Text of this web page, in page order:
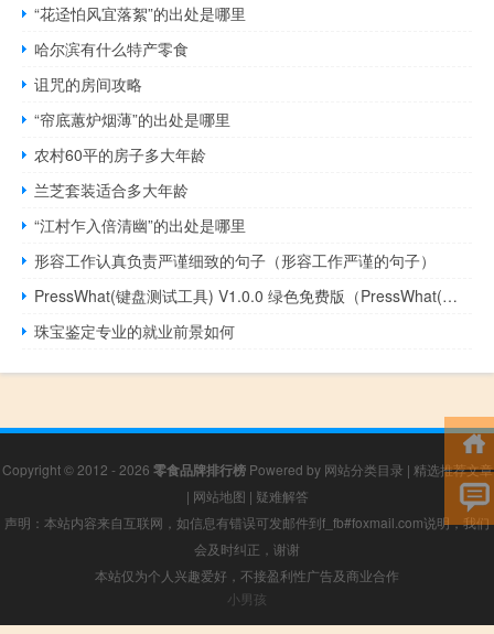
“花迳怕风宜落絮”的出处是哪里
哈尔滨有什么特产零食
诅咒的房间攻略
“帘底蕙炉烟薄”的出处是哪里
农村60平的房子多大年龄
兰芝套装适合多大年龄
“江村乍入倍清幽”的出处是哪里
形容工作认真负责严谨细致的句子（形容工作严谨的句子）
PressWhat(键盘测试工具) V1.0.0 绿色免费版（PressWhat(键盘测试工具) V1.0.0 绿色免费版功能简介）
珠宝鉴定专业的就业前景如何
Copyright © 2012 - 2026 零食品牌排行榜Powered by 网站分类目录 | 精选推荐文章
| 网站地图 | 疑难解答
声明：本站内容来自互联网，如信息有错误可发邮件到f_fb#foxmail.com说明，我们
会及时纠正，谢谢
本站仅为个人兴趣爱好，不接盈利性广告及商业合作
小男孩